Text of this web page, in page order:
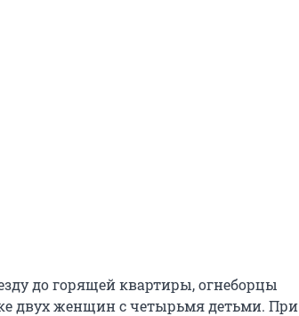
до горящей квартиры, огнеборцы
двух женщин с четырьмя детьми. При